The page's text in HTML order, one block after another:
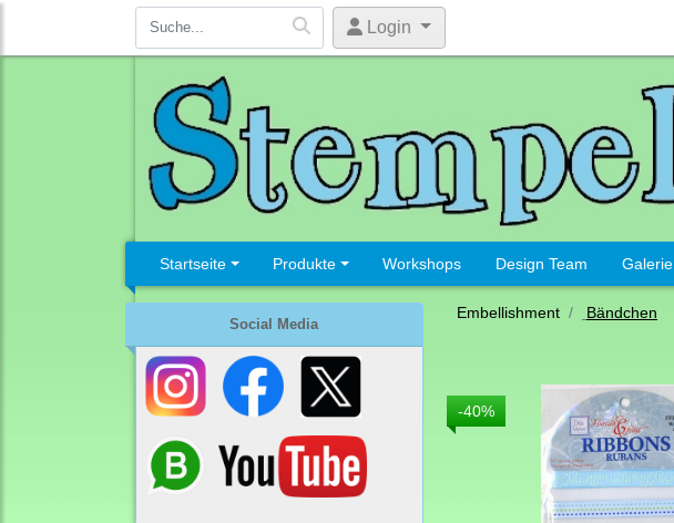
Login
Startseite Produkte Workshops Design Team Galerie
Social Media
Embellishment Bändchen
-40%